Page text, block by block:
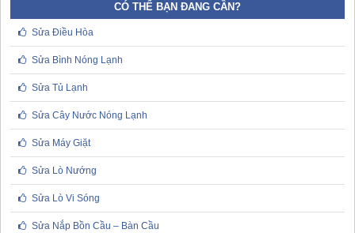
CÓ THỂ BẠN ĐANG CẦN?
Sửa Điều Hòa
Sửa Bình Nóng Lạnh
Sửa Tủ Lạnh
Sửa Cây Nước Nóng Lạnh
Sửa Máy Giặt
Sửa Lò Nướng
Sửa Lò Vi Sóng
Sửa Nắp Bồn Cầu – Bàn Cầu